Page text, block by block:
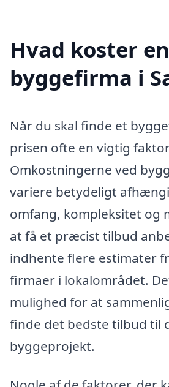
Hvad koster en
byggefirma i
Når du skal finde et
prisen ofte en vigtig
Omkostningerne ved
variere betydeligt
omfang, kompleksitet og
at få et præcist tilbud
indhente flere estimater
firmaer i lokalområdet.
mulighed for at
finde det bedste tilbud til
byggeprojekt.